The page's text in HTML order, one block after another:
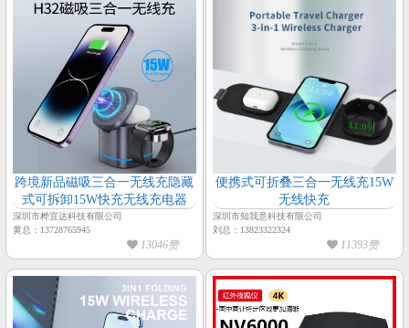
跨境新品磁吸三合一无线充隐藏
式可拆卸15W快充无线充电器
深圳市桦宜达科技有限公司
黄总：13728765945
13046赞
便携式可折叠三合一无线充15W
无线快充
深圳市知我意科技有限公司
刘总：13823322324
11393赞